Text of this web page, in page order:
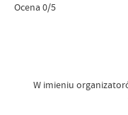
Ocena 0/5
W imieniu